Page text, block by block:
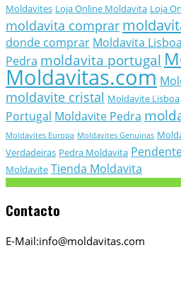
Moldavites Loja Online Moldavita Loja
moldavita comprar
donde comprar Moldavita
Pedra moldavita portugal
Moldavitas.com
moldavite cristal Moldavite Lisboa
Portugal Moldavite Pedra
Moldavites Europa Moldavites Genuinas
Verdadeiras Pedra Moldavita
Moldavite Tienda Moldavita
Contacto
E-Mail:info@moldavitas.com